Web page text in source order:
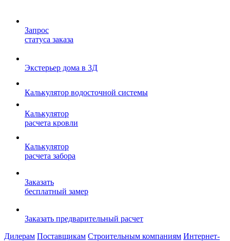
Запрос
статуса заказа
Экстерьер дома в 3Д
Калькулятор водосточной системы
Калькулятор
расчета кровли
Калькулятор
расчета забора
Заказать
бесплатный замер
Заказать предварительный расчет
Дилерам Поставщикам Строительным компаниям Интернет-